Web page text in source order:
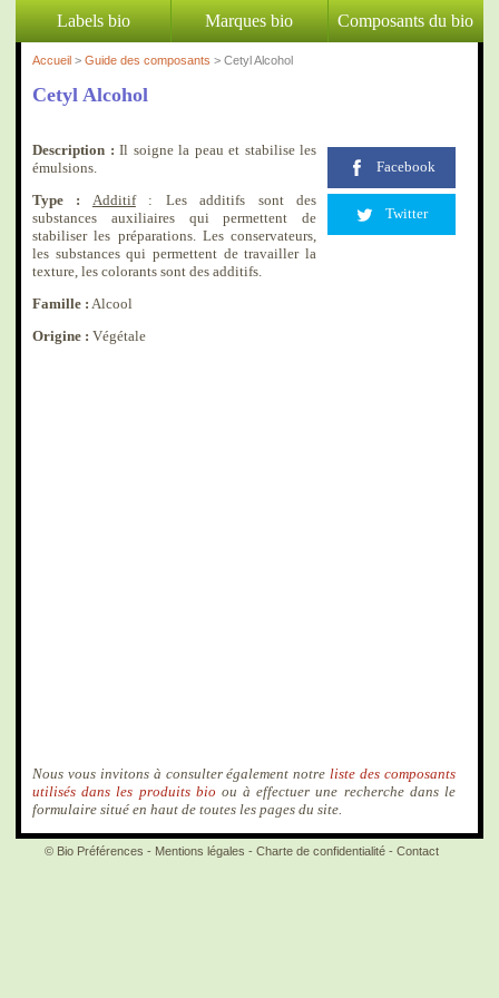
Labels bio Marques bio Composants du bio
Accueil > Guide des composants > Cetyl Alcohol
Cetyl Alcohol
Facebook
Twitter
Description : Il soigne la peau et stabilise les
émulsions.
Type :
Additif: Les additifs sont des
substances auxiliaires qui permettent de
stabiliser les préparations. Les conservateurs,
les substances qui permettent de travailler la
texture, les colorants sont des additifs.
Famille : Alcool
Origine : Végétale
Nous vous invitons à consulter également notreliste des composants
utilisés dans les produits bio ou à effectuer une recherche dans le
formulaire situé en haut de toutes les pages du site.
© Bio Préférences - Mentions légales - Charte de confidentialité- Contact